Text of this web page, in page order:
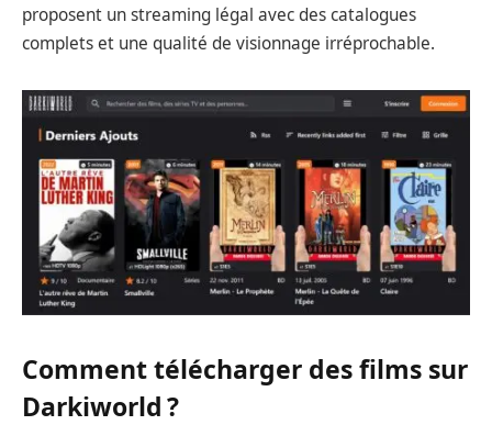
proposent un streaming légal avec des catalogues
complets et une qualité de visionnage irréprochable.
Comment télécharger des films sur
Darkiworld ?